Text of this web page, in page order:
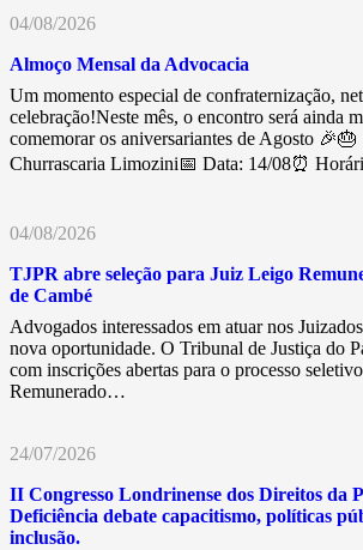
04/08/2026
Almoço Mensal da Advocacia
Um momento especial de confraternização,
celebração!Neste mês, o encontro será ainda
comemorar os aniversariantes de Agosto
Churrascaria Limozini📅 Data: 14/08⏰
04/08/2026
TJPR abre seleção para Juiz Leigo
de Cambé
Advogados interessados em atuar nos
nova oportunidade. O Tribunal de Justiça do
com inscrições abertas para o processo
Remunerado…
24/07/2026
II Congresso Londrinense dos Direitos da
Deficiência debate capacitismo, políticas
inclusão.